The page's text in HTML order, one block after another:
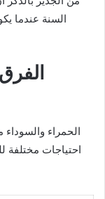
السنة عندما
احتياجات مختلفة